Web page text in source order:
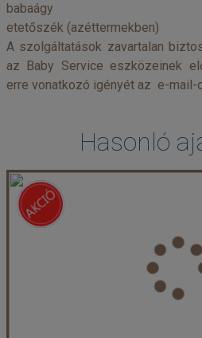
babaágy
etetőszék (azéttermekben)
A szolgáltatások zavartalan
az Baby Service eszközeinek
erre vonatkozó igényét az e-mail-
Hasonló